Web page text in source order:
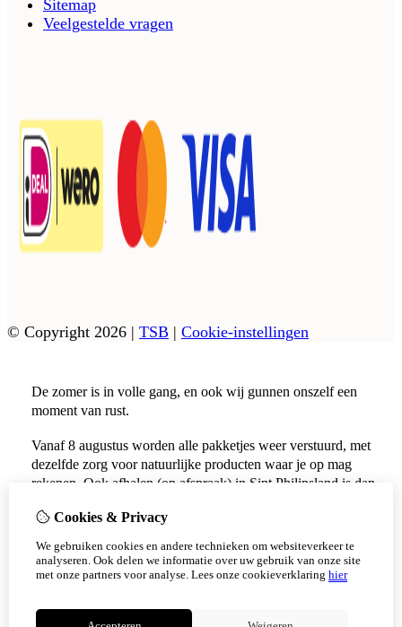
Sitemap
Veelgestelde vragen
© Copyright 2026 | TSB | Cookie-instellingen
Cookies & Privacy
We gebruiken cookies en andere technieken om websiteverkeer te
analyseren. Ook delen we informatie over uw gebruik van onze site
met onze partners voor analyse. Lees onze cookieverklaring hier
De zomer is in volle gang, en ook wij gunnen onszelf een
moment van rust.
Vanaf 8 augustus worden alle pakketjes weer verstuurd, met
dezelfde zorg voor natuurlijke producten waar je op mag
rekenen. Ook afhalen (op afspraak) in Sint Philipsland is dan
Vanaf 17 augustus zijn alle afhaalpunten (Tholen en
Scherpenisse) weer geopend.